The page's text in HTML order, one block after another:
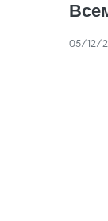
05/12/